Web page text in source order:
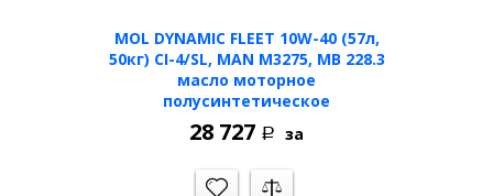
MOL DYNAMIC FLEET 10W-40 (57л,
50кг) CI-4/SL, MAN M3275, MB 228.3
масло моторное
полусинтетическое
28 727 Р за